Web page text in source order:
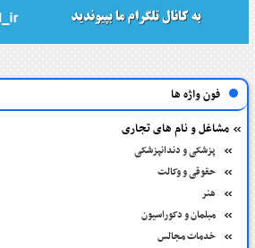
فون واژه ها
مشاغل و نام های تجاری
پزشکی و دندانپزشکی
حقوقی و وکالت
هنر
مبلمان و دکوراسیون
خدمات مجالس